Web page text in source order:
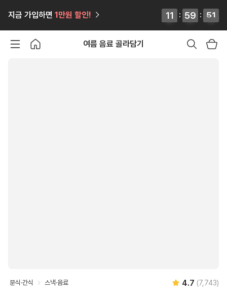
지금 가입하면 1만원 할인! 11
12
11
12 : 59
59
59
59 : 51
52
51
52
여름 음료 골라담기
분식·간식 스낵·음료 4.7 (7,743)